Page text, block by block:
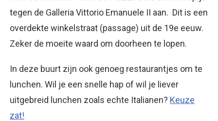
tegen de Galleria Vittorio Emanuele II aan. Dit is een
overdekte winkelstraat (passage) uit de 19e eeuw.
Zeker de moeite waard om doorheen te lopen.
In deze buurt zijn ook genoeg restaurantjes om te
lunchen. Wil je een snelle hap of wil je liever
uitgebreid lunchen zoals echte Italianen? Keuze
zat!